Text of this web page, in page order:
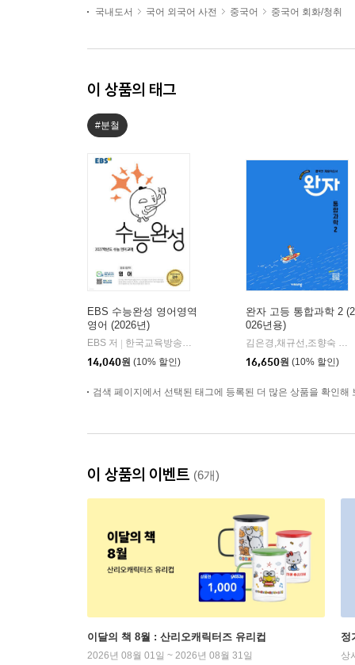
국내도서 국어 외국어 사전 중국어 중국어 회화/청취
이 상품의 태그
#분철
EBS 수능완성 영어영역
영어 (2026년)
EBS 저
한국교육방송공사
14,040원 (10% 할인)
완자 고등 통합과학 2 (2
026년용)
김은경,채규선,조향숙 등저
16,650원 (10% 할인)
검색 페이지에서 선택된 태그에 등록된 더 많은 상품을 확인해
이 상품의 이벤트 (6개)
이달의 책 8월 : 산리오캐릭터즈 유리컵
2026년 08월 01일 ~ 2026년 08월 31일
정
상